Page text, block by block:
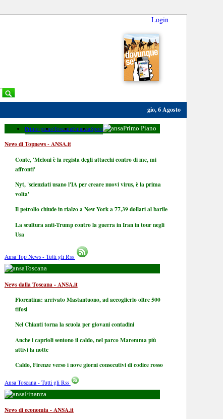
Login
gio, 6 Agosto
Primo pianoToscanaFinanzaSport Primo Piano
News di Topnews - ANSA.it
Conte, 'Meloni è la regista degli attacchi contro di me, mi
affronti'
Nyt, 'scienziati usano l'IA per creare nuovi virus, è la prima
volta'
Il petrolio chiude in rialzo a New York a 77,39 dollari al barile
La scultura anti-Trump contro la guerra in Iran in tour negli
Usa
Ansa Top News - Tutti gli Rss
Toscana
News dalla Toscana - ANSA.it
Fiorentina: arrivato Mastantuono, ad accoglierlo oltre 500
tifosi
Nel Chianti torna la scuola per giovani contadini
Anche i caprioli sentono il caldo, nel parco Maremma più
attivi la notte
Caldo, Firenze verso i nove giorni consecutivi di codice rosso
Ansa Toscana - Tutti gli Rss
Finanza
News di economia - ANSA.it